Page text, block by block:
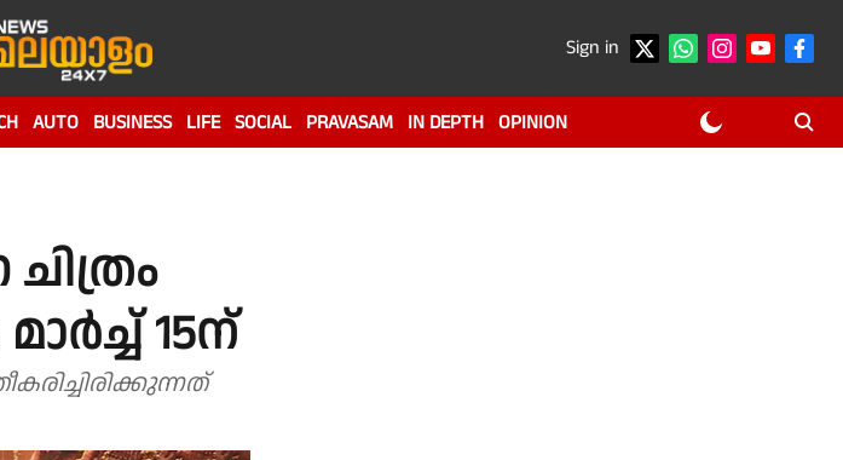
Sign in
AUTO BUSINESS LIFE SOCIAL PRAVASAM IN DEPTH OPINION
15ന്